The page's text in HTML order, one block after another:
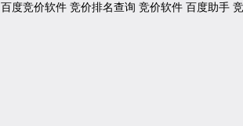
百度竞价软件 竞价排名查询 竞价软件 百度助手